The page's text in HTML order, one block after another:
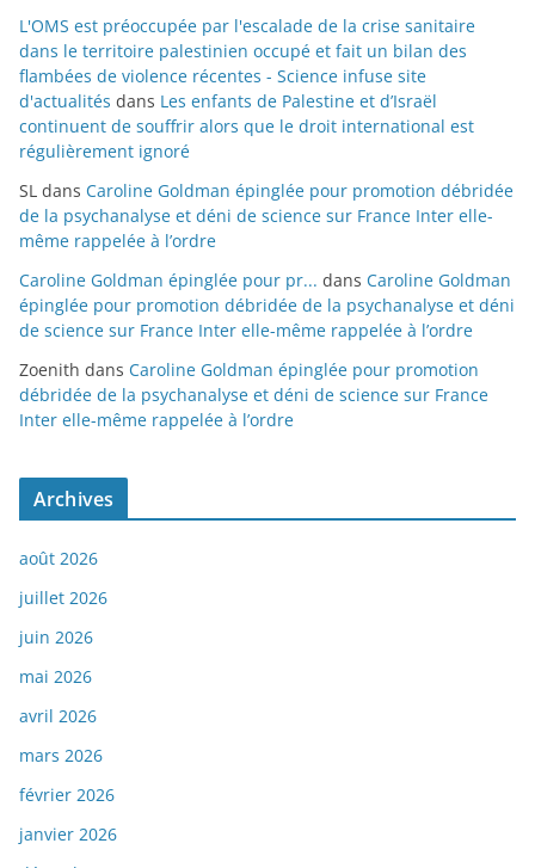
L'OMS est préoccupée par l'escalade de la crise sanitaire
dans le territoire palestinien occupé et fait un bilan des
flambées de violence récentes - Science infuse site
d'actualités dans Les enfants de Palestine et d’Israël
continuent de souffrir alors que le droit international est
régulièrement ignoré
SL dans Caroline Goldman épinglée pour promotion débridée
de la psychanalyse et déni de science sur France Inter elle-
même rappelée à l’ordre
Caroline Goldman épinglée pour pr... dans Caroline Goldman
épinglée pour promotion débridée de la psychanalyse et déni
de science sur France Inter elle-même rappelée à l’ordre
Zoenith dans Caroline Goldman épinglée pour promotion
débridée de la psychanalyse et déni de science sur France
Inter elle-même rappelée à l’ordre
Archives
août 2026
juillet 2026
juin 2026
mai 2026
avril 2026
mars 2026
février 2026
janvier 2026